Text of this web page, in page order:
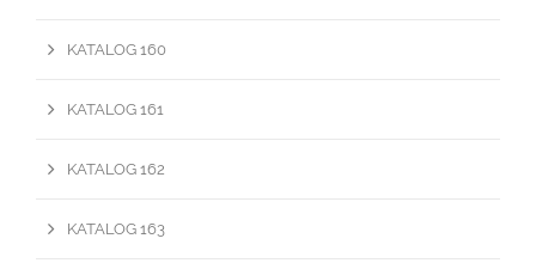
KATALOG 160
KATALOG 161
KATALOG 162
KATALOG 163